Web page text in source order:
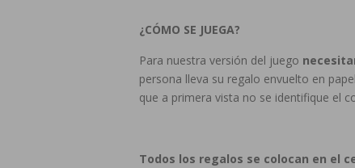
¿CÓMO SE JUEGA?
Para nuestra versión del juego
persona lleva su regalo envuelto en
que a primera vista no se identifique el
Todos los regalos se colocan en el